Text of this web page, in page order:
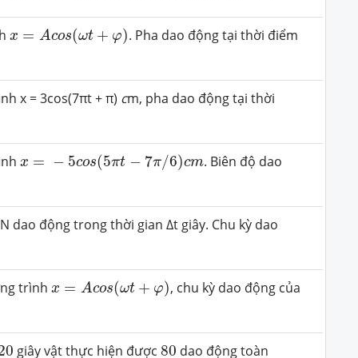
x = Acos(ωt + φ)
x o s(ωt +φ ) . Pha dao động tại thời điểm
x =3cos(7πt +π) cm, pha dao động tại thời
x = − 5cos(5πt − 7π/6)cm
x os(5πt−7π 6)cm
. Biên độ dao
dao động trong thời gian ∆t giây. Chu kỳ dao
trình x = Acos(ωt + φ)
x o s(ωt +φ )
, chu kỳ dao động của
giây vật thực hiện được 80
80 dao động toàn